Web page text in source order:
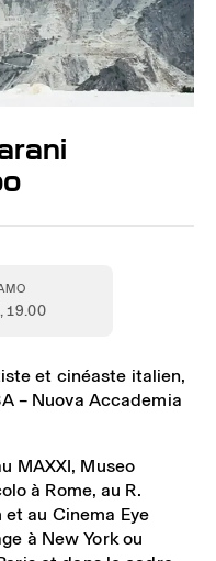
, 19.00
et cinéaste italien,
– Nuova Accademia
MAXXI, Museo
à Rome, au R.
au Cinema Eye
à New York ou